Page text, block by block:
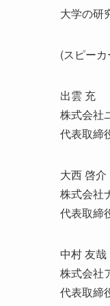
大学の研
(スピーカ
出雲 充
株式会社
代表取締
大西 啓介
株式会社
代表取締
中村 友哉
株式会社
代表取締